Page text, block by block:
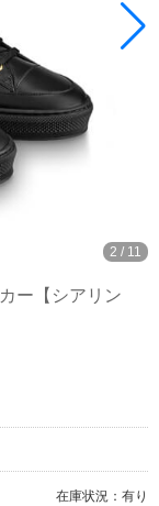
2 / 11
ー【シアリン
在庫状況：有り